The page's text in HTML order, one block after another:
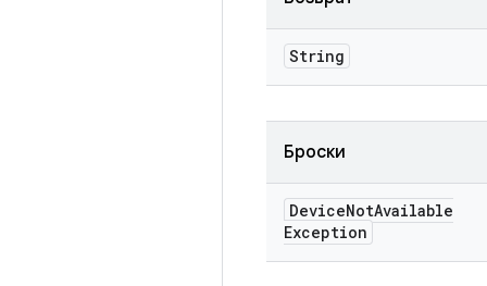
String
Броски
DeviceNotAvailable
Exception